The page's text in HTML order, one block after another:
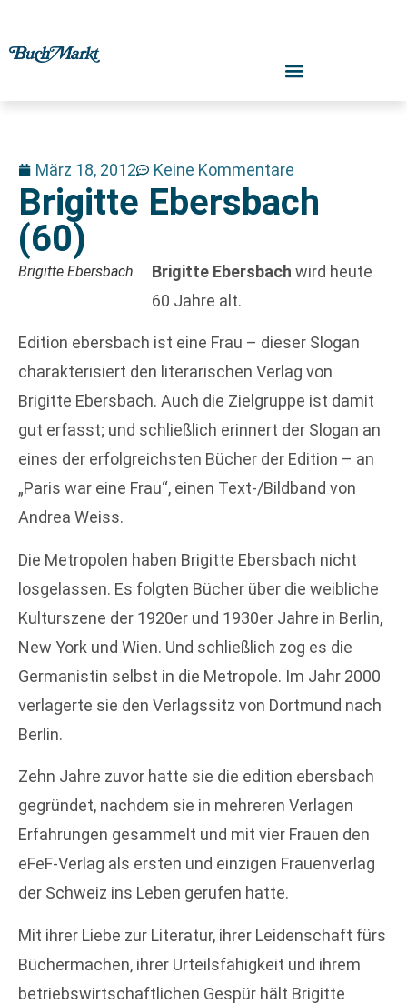
März 18, 2012 Keine Kommentare
Brigitte Ebersbach
(60)
Brigitte Ebersbach Brigitte Ebersbach wird heute
60 Jahre alt.
Edition ebersbach ist eine Frau – dieser Slogan
charakterisiert den literarischen Verlag von
Brigitte Ebersbach. Auch die Zielgruppe ist damit
gut erfasst; und schließlich erinnert der Slogan an
eines der erfolgreichsten Bücher der Edition – an
„Paris war eine Frau“, einen Text-/Bildband von
Andrea Weiss.
Die Metropolen haben Brigitte Ebersbach nicht
losgelassen. Es folgten Bücher über die weibliche
Kulturszene der 1920er und 1930er Jahre in Berlin,
New York und Wien. Und schließlich zog es die
Germanistin selbst in die Metropole. Im Jahr 2000
verlagerte sie den Verlagssitz von Dortmund nach
Berlin.
Zehn Jahre zuvor hatte sie die edition ebersbach
gegründet, nachdem sie in mehreren Verlagen
Erfahrungen gesammelt und mit vier Frauen den
eFeF-Verlag als ersten und einzigen Frauenverlag
der Schweiz ins Leben gerufen hatte.
Mit ihrer Liebe zur Literatur, ihrer Leidenschaft fürs
Büchermachen, ihrer Urteilsfähigkeit und ihrem
betriebswirtschaftlichen Gespür hält Brigitte